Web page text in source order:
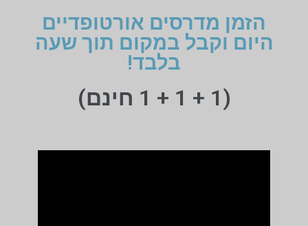
הזמן מדרסים אורטופדיים
היום וקבל במקום תוך שעה
בלבד!
(1 + 1 + 1 חינם)